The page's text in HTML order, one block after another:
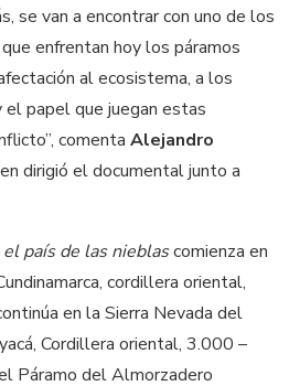
se van a encontrar con uno de los
enfrentan hoy los páramos
al ecosistema, a los
el papel que juegan estas
comenta Alejandro
dirigió el documental junto a
el país de las nieblascomienza en
cordillera oriental,
en la Sierra Nevada del
Cordillera oriental, 3.000 –
Páramo del Almorzadero